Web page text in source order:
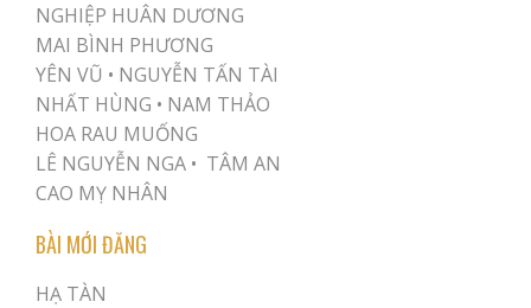
NGHIỆP HUÂN DƯƠNG
MAI BÌNH PHƯƠNG
YÊN VŨ • NGUYỄN TẤN TÀI
NHẤT HÙNG • NAM THẢO
HOA RAU MUỐNG
LÊ NGUYỄN NGA • TÂM AN
CAO MỴ NHÂN
BÀI MỚI ĐĂNG
HẠ TÀN